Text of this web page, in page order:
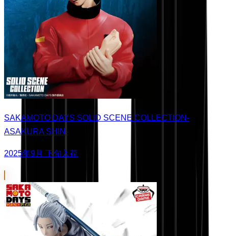
SAKAMOTO DAYS SOLID SCENE COLLECTION-
ASAKURA SHIN-
2025年9月 下旬入荷